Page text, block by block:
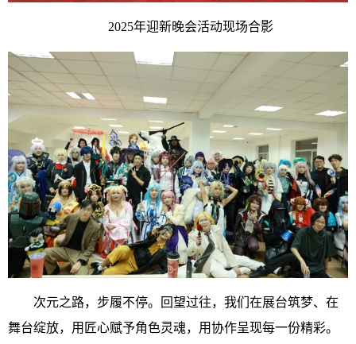
2025年迎新晚会活动现场合影
次元之路，步履不停。回望过往，我们在展台筑梦、在
舞台绽放，用匠心赋予角色灵魂，用协作呈现每一份精彩。